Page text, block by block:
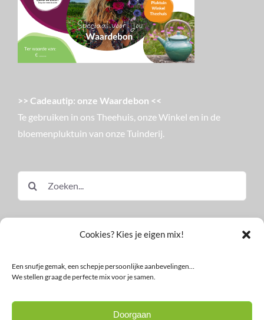
Cookies? Kies je eigen mix!
Een snufje gemak, een schepje persoonlijke aanbevelingen…
We stellen graag de perfecte mix voor je samen.
Doorgaan
>> Cadeautip: onze Waardebon <<
Te gebruiken in ons Theehuis, onze Winkel en in de
bloemenpluktuin van onze Tuinderij.
naar: